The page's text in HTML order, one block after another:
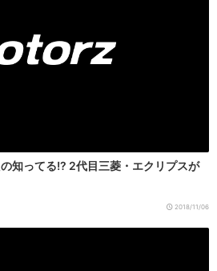
知ってる!? 2代目三菱・エクリプスが
2018/11/06